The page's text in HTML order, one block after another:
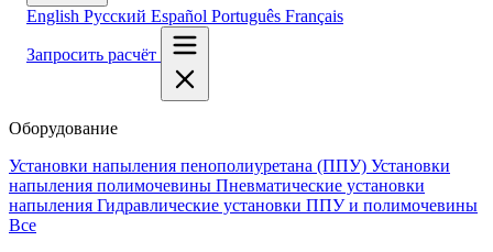
English Русский Español Português Français
Запросить расчёт
Оборудование
Установки напыления пенополиуретана (ППУ) Установки
напыления полимочевины Пневматические установки
напыления Гидравлические установки ППУ и полимочевины
Все